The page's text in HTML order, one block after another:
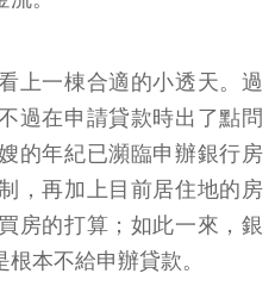
上一棟合適的小透天。過
過在申請貸款時出了點問
的年紀已瀕臨申辦銀行房
，再加上目前居住地的房
房的打算；如此一來，銀
本不給申辦貸款。